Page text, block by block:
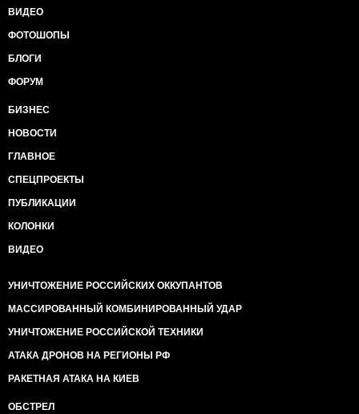
ВИДЕО
ФОТОШОПЫ
БЛОГИ
ФОРУМ
БИЗНЕС
НОВОСТИ
ГЛАВНОЕ
СПЕЦПРОЕКТЫ
ПУБЛИКАЦИИ
КОЛОНКИ
ВИДЕО
УНИЧТОЖЕНИЕ РОССИЙСКИХ ОККУПАНТОВ
МАССИРОВАННЫЙ КОМБИНИРОВАННЫЙ УДАР
УНИЧТОЖЕНИЕ РОССИЙСКОЙ ТЕХНИКИ
АТАКА ДРОНОВ НА РЕГИОНЫ РФ
РАКЕТНАЯ АТАКА НА КИЕВ
ОБСТРЕЛ